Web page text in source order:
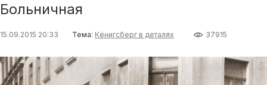
Больничная
15.09.2015 20:33 Тема: Кёнигсберг в деталях 37915